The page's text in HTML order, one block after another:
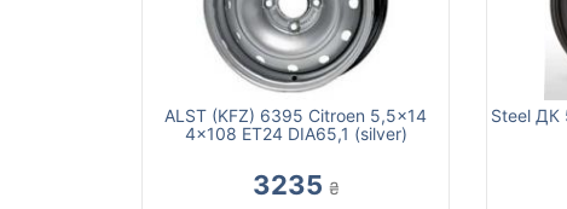
ALST (KFZ) 6395 Citroen 5,5x14
4x108 ET24 DIA65,1 (silver)
3235 ₴
Steel ДК